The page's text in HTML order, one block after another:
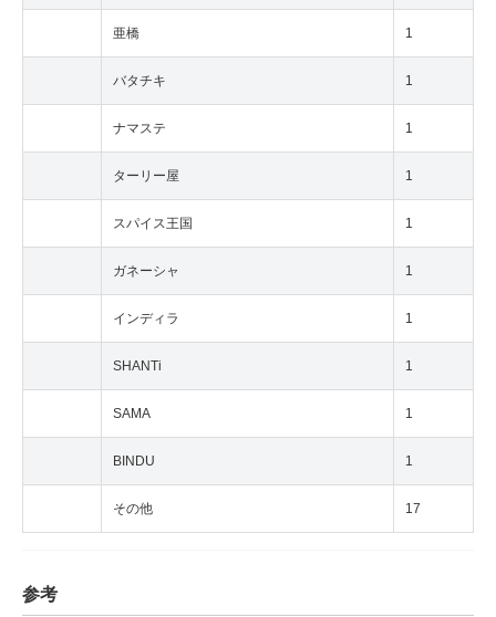
亜橋 1
バタチキ 1
ナマステ 1
ターリー屋 1
スパイス王国 1
ガネーシャ 1
インディラ 1
SHANTi 1
SAMA 1
BINDU 1
その他 17
参考